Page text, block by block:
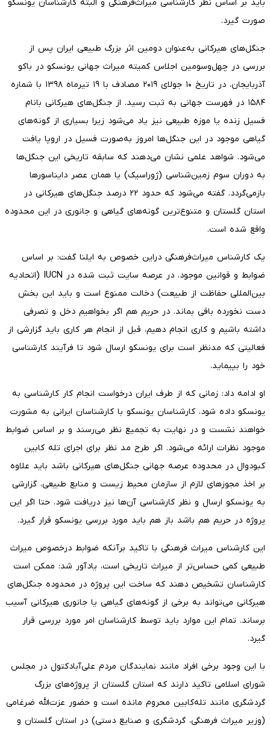
باید بر اساس نظر کارشناسی میراث‌فرهنگی و البته کارشناسان یونسکو
صورت گیرد.
جنگل‌های هیرکانی به‌عنوان دومین اثر بزرگ طبیعی ایران پس از
بررسی در چهل‌وسومین اجلاس کمیته میراث جهانی یونسکو در باکو
آذربایجان، در تاریخ ۱۰ جولای ۲۰۱۹ مصادف با ۱۹ تیرماه ۱۳۹۸ با شماره
۱۵۸۴ در فهرست جهانی به ثبت رسید. از جنگل‌های هیرکانی بانام
فسیل زنده یا موزه طبیعی نیز یاد می‌شود زیرا بسیاری از گونه‌های
گیاهی موجود در این جنگل‌ها امروز به‌صورت فسیل در اروپا یافت
می‌شود. شواهد علمی نشان می‌دهند که سابقه تاریخی این جنگل‌ها
به دوران سوم زمین‌شناسی (ژوراسیک) یا همان عصر دایناسورها
بازمی‌گردد. گفته می‌شود که حدود ۲۲ درصد جنگل‌های هیرکانی در
استان گلستان و متنوع‌ترین گونه‌های گیاهی و جانوری در این محدوده
واقع شده است.
یک کارشناس میراث‌فرهنگی دراین خصوص به ایلنا گفت: بر اساس
ضوابط و قوانین موجود، در عرصه سایت ثبت شده در IUCN (اتحادیه
بین‌المللی حفاظت از طبیعت) دخالت ممنوع است و باید این بخش
دست نخورده باقی بماند. در حریم هم اگر بخواهیم دخل و تصرفی
داشته باشیم و کاری انجام دهیم، قبل از انجام هر کاری باید گزارشی از
فعالیتی که مدنظر است برای یونسکو ارسال شود تا فرآیند کارشناسی
خود را بپیماید.
او ادامه داد: زمانی که از طرف ایران درخواست انجام کار کارشناسی به
یونسکو داده شود، کارشناسان یونسکو با کارشناسان ایرانی به مشورت
خواهند نشست و در نهایت به تجمیع نظر می‌رسند و بر اساس ضوابط
موجود نظرات ارائه می‌شود. اگر طرح مد نظر برای اجرای تله کابین
کبودوال در محدوده عرصه جهانی جنگل‌های هیرکانی باشد باید علاوه
بر اخذ مجوزهای لازم از سازمان محیط زیست و منابع طبیعی، گزارشی
به یونسکو ارسال و نظر کارشناسی آن‌ها نیز دریافت شود. حتا اگر این
پروژه در حریم هم باشد باز هم باید مورد بررسی یونسکو قرار گیرد.
این کارشناس میراث فرهنگی با تاکید برآنکه ضوابط درخصوص میراث
طبیعی کمی حساس‌تر از میراث تاریخی است، یادآور شد: ممکن است
کارشناسان تشخیص دهند که ساخت این پروژه در محدوده جنگل‌های
هیرکانی می‌تواند به برخی از گونه‌های گیاهی یا جانوری هیرکانی آسیب
برساند. تمام این موارد باید توسط کارشناسان امر مورد بررسی قرار
گیرد.
با این وجود برخی افراد مانند نمایندگان مردم علی‌آبادکتول در مجلس
شورای اسلامی تاکید دارند که استان گلستان از پروژه‌های بزرگ
گردشگری مانند تله‌کابین محروم مانده است و حضور عزت‌الله ضرغامی
(وزیر میراث فرهنگی، گردشگری و صنایع دستی) در استان گلستان و